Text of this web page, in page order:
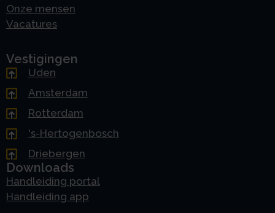
Onze mensen
Vacatures
Vestigingen
Uden
Amsterdam
Rotterdam
's-Hertogenbosch
Driebergen
Downloads
Handleiding portal
Handleiding app